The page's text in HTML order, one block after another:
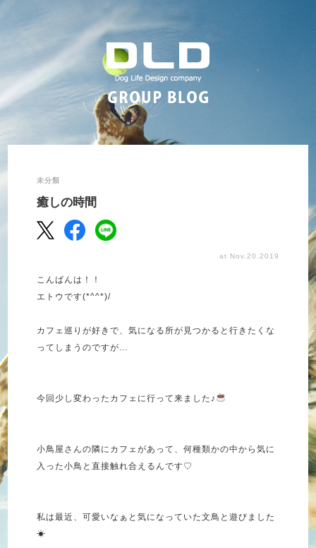
未分類
癒しの時間
at Nov.20.2019
こんばんは！！
エトウです(*^^*)/
カフェ巡りが好きで、気になる所が見つかると行きたくな
ってしまうのですが…
今回少し変わったカフェに行って来ました♪
小鳥屋さんの隣にカフェがあって、何種類かの中から気に
入った小鳥と直接触れ合えるんです♡
私は最近、可愛いなぁと気になっていた文鳥と遊びました
☀︎